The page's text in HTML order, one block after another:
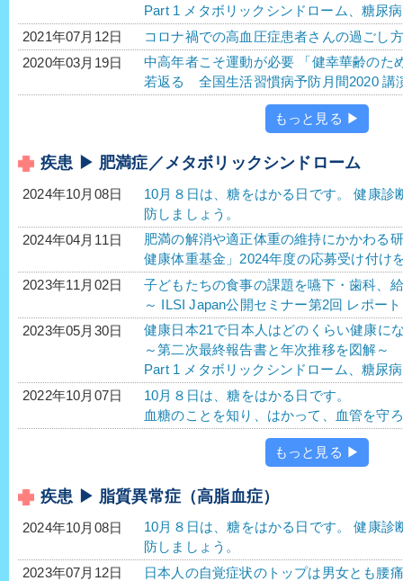
Part 1 メタボリックシンドローム、糖尿
2021年07月12日
コロナ禍での高血圧症患者さんの過ごし方
2020年03月19日
中高年者こそ運動が必要 「健幸華齢のた
若返る 全国生活習慣病予防月間2020 講
もっと見る ▶
疾患 ▶ 肥満症／メタボリックシンドローム
2024年10月08日
10月８日は、糖をはかる日です。 健康
防しましょう。
2024年04月11日
肥満の解消や適正体重の維持にかかわる
健康体重基金」2024年度の応募受け付け
2023年11月02日
子どもたちの食事の課題を嚥下・歯科、
～ ILSI Japan公開セミナー第2回 レポー
2023年05月30日
健康日本21で日本人はどのくらい健康に
～第二次最終報告書と年次推移を図解～
Part 1 メタボリックシンドローム、糖尿
2022年10月07日
10月８日は、糖をはかる日です。
血糖のことを知り、はかって、血管を守
もっと見る ▶
疾患 ▶ 脂質異常症（高脂血症）
2024年10月08日
10月８日は、糖をはかる日です。 健康
防しましょう。
2023年07月12日
日本人の自覚症状のトップは男女とも腰